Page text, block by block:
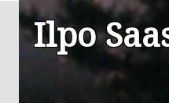
Ilpo